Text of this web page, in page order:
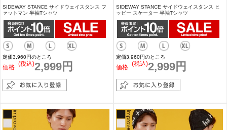
SIDEWAY STANCE サイドウェイスタンス フ
ァットマン 半袖Tシャツ
定価3,960円のところ
価格 2,999円
(税込)
SIDEWAY STANCE サイドウェイスタンス ヒ
ッピー スケーター 半袖Tシャツ
定価3,960円のところ
価格 2,999円
(税込)